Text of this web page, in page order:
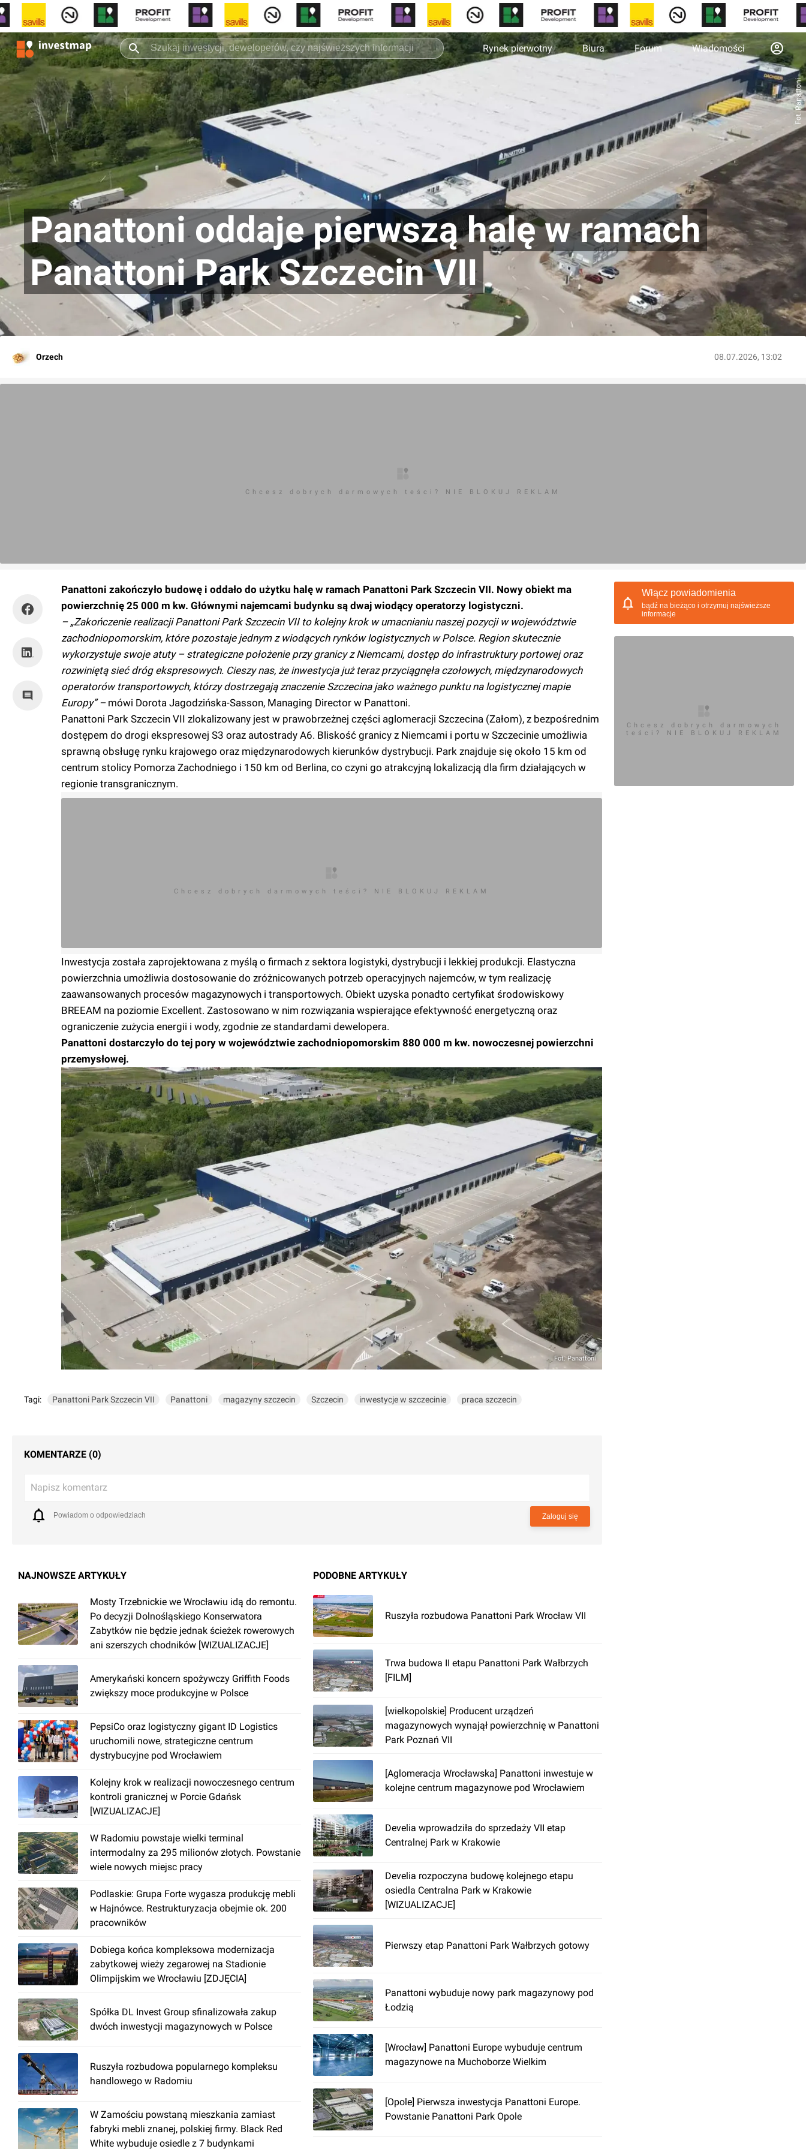
Rynek pierwotny Biura Forum Wiadomości
Fot. Panattoni
Panattoni oddaje pierwszą halę w ramach
Panattoni Park Szczecin VII
Orzech 08.07.2026, 13:02
Chcesz dobrych darmowych teści? NIE BLOKUJ REKLAM
Panattoni zakończyło budowę i oddało do użytku halę w ramach Panattoni Park Szczecin VII. Nowy obiekt ma
powierzchnię 25 000 m kw. Głównymi najemcami budynku są dwaj wiodący operatorzy logistyczni.
– „Zakończenie realizacji Panattoni Park Szczecin VII to kolejny krok w umacnianiu naszej pozycji w województwie
zachodniopomorskim, które pozostaje jednym z wiodących rynków logistycznych w Polsce. Region skutecznie
wykorzystuje swoje atuty – strategiczne położenie przy granicy z Niemcami, dostęp do infrastruktury portowej oraz
rozwiniętą sieć dróg ekspresowych. Cieszy nas, że inwestycja już teraz przyciągnęła czołowych, międzynarodowych
operatorów transportowych, którzy dostrzegają znaczenie Szczecina jako ważnego punktu na logistycznej mapie
Europy” –mówi Dorota Jagodzińska-Sasson, Managing Director w Panattoni.
Panattoni Park Szczecin VII zlokalizowany jest w prawobrzeżnej części aglomeracji Szczecina (Załom), z bezpośrednim
dostępem do drogi ekspresowej S3 oraz autostrady A6. Bliskość granicy z Niemcami i portu w Szczecinie umożliwia
sprawną obsługę rynku krajowego oraz międzynarodowych kierunków dystrybucji. Park znajduje się około 15 km od
centrum stolicy Pomorza Zachodniego i 150 km od Berlina, co czyni go atrakcyjną lokalizacją dla firm działających w
regionie transgranicznym.
Chcesz dobrych darmowych teści? NIE BLOKUJ REKLAM
Inwestycja została zaprojektowana z myślą o firmach z sektora logistyki, dystrybucji i lekkiej produkcji. Elastyczna
powierzchnia umożliwia dostosowanie do zróżnicowanych potrzeb operacyjnych najemców, w tym realizację
zaawansowanych procesów magazynowych i transportowych. Obiekt uzyska ponadto certyfikat środowiskowy
BREEAM na poziomie Excellent. Zastosowano w nim rozwiązania wspierające efektywność energetyczną oraz
ograniczenie zużycia energii i wody, zgodnie ze standardami dewelopera.
Panattoni dostarczyło do tej pory w województwie zachodniopomorskim 880 000 m kw. nowoczesnej powierzchni
przemysłowej.
Fot. Panattoni
Tagi: Panattoni Park Szczecin VII Panattoni magazyny szczecin Szczecin inwestycje w szczecinie praca szczecin
KOMENTARZE (0)
Napisz komentarz
Powiadom o odpowiedziach Zaloguj się
NAJNOWSZE ARTYKUŁY
Mosty Trzebnickie we Wrocławiu idą do remontu.
Po decyzji Dolnośląskiego Konserwatora
Zabytków nie będzie jednak ścieżek rowerowych
ani szerszych chodników [WIZUALIZACJE]
Amerykański koncern spożywczy Griffith Foods
zwiększy moce produkcyjne w Polsce
PepsiCo oraz logistyczny gigant ID Logistics
uruchomili nowe, strategiczne centrum
dystrybucyjne pod Wrocławiem
Kolejny krok w realizacji nowoczesnego centrum
kontroli granicznej w Porcie Gdańsk
[WIZUALIZACJE]
W Radomiu powstaje wielki terminal
intermodalny za 295 milionów złotych. Powstanie
wiele nowych miejsc pracy
Podlaskie: Grupa Forte wygasza produkcję mebli
w Hajnówce. Restrukturyzacja obejmie ok. 200
pracowników
Dobiega końca kompleksowa modernizacja
zabytkowej wieży zegarowej na Stadionie
Olimpijskim we Wrocławiu [ZDJĘCIA]
Spółka DL Invest Group sfinalizowała zakup
dwóch inwestycji magazynowych w Polsce
Ruszyła rozbudowa popularnego kompleksu
handlowego w Radomiu
W Zamościu powstaną mieszkania zamiast
fabryki mebli znanej, polskiej firmy. Black Red
White wybuduje osiedle z 7 budynkami
PODOBNE ARTYKUŁY
Ruszyła rozbudowa Panattoni Park Wrocław VII
Trwa budowa II etapu Panattoni Park Wałbrzych
[FILM]
[wielkopolskie] Producent urządzeń
magazynowych wynajął powierzchnię w Panattoni
Park Poznań VII
[Aglomeracja Wrocławska] Panattoni inwestuje w
kolejne centrum magazynowe pod Wrocławiem
Develia wprowadziła do sprzedaży VII etap
Centralnej Park w Krakowie
Develia rozpoczyna budowę kolejnego etapu
osiedla Centralna Park w Krakowie
[WIZUALIZACJE]
Pierwszy etap Panattoni Park Wałbrzych gotowy
Panattoni wybuduje nowy park magazynowy pod
Łodzią
[Wrocław] Panattoni Europe wybuduje centrum
magazynowe na Muchoborze Wielkim
[Opole] Pierwsza inwestycja Panattoni Europe.
Powstanie Panattoni Park Opole
Włącz powiadomienia
bądź na bieżąco i otrzymuj najświeższe
informacje
Chcesz dobrych darmowych
teści? NIE BLOKUJ REKLAM